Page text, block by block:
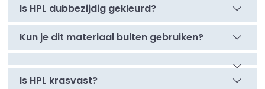
Is HPL dubbezijdig gekleurd?
Kun je dit materiaal buiten gebruiken?
Is HPL krasvast?